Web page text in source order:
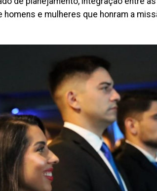
e mulheres que honram a